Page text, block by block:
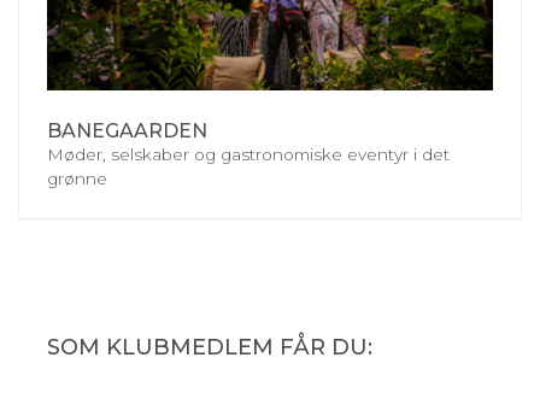
BANEGAARDEN
Møder, selskaber og gastronomiske eventyr i det
grønne
SOM KLUBMEDLEM FÅR DU: